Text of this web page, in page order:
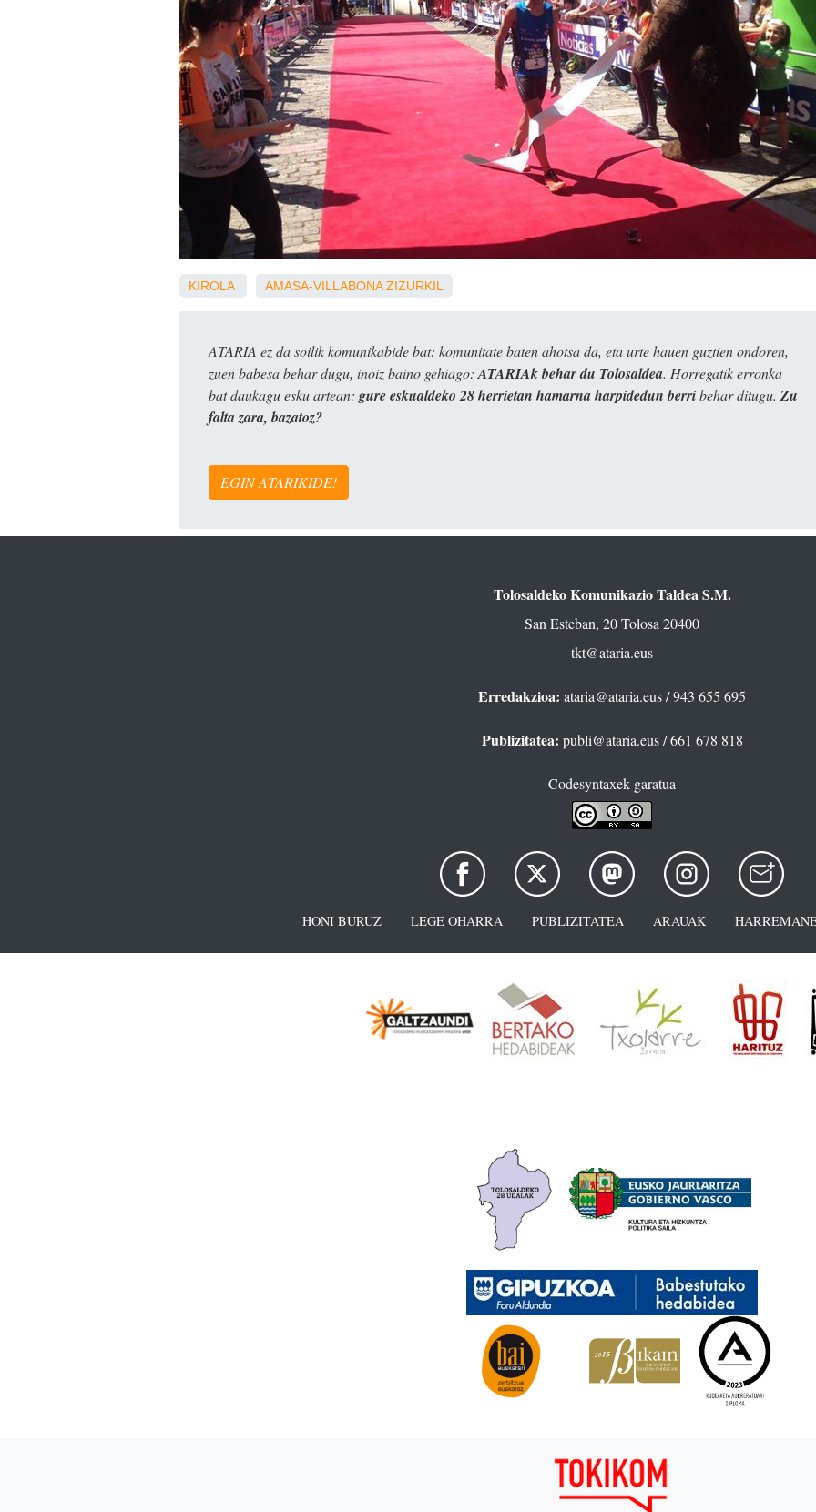
KIROLA AMASA-VILLABONA ZIZURKIL
ATARIA ez da soilik komunikabide bat: komunitate baten ahotsa da, eta urte hauen guztien ondoren,
zuen babesa behar dugu, inoiz baino gehiago: ATARIAk behar du Tolosaldea. Horregatik erronka
bat daukagu esku artean: gure eskualdeko 28 herrietan hamarna harpidedun berribehar ditugu. Zu
falta zara, bazatoz?
EGIN ATARIKIDE!
Tolosaldeko Komunikazio Taldea S.M.
San Esteban, 20 Tolosa 20400
tkt@ataria.eus
Erredakzioa: ataria@ataria.eus/ 943 655 695
Publizitatea: publi@ataria.eus/ 661 678 818
Codesyntaxek garatua
HONI BURUZ LEGE OHARRA PUBLIZITATEA ARAUAK